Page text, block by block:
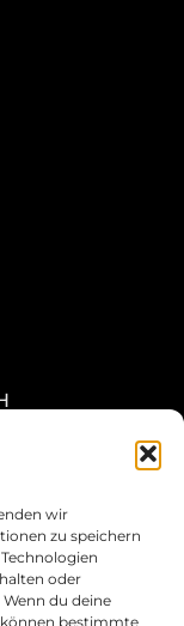
wir
zu speichern
oder
du deine
bestimmte